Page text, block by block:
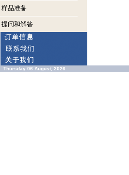
样品准备
提问和解答
Thursday 06 August, 2026